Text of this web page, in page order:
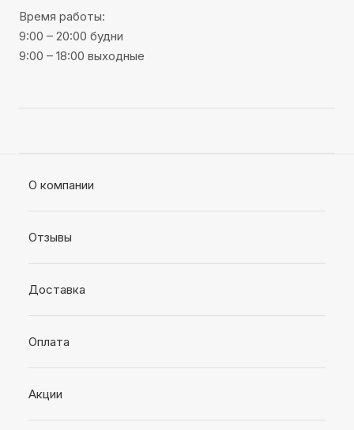
Время работы:
9:00 – 20:00 будни
9:00 – 18:00 выходные
О компании
Отзывы
Доставка
Оплата
Акции